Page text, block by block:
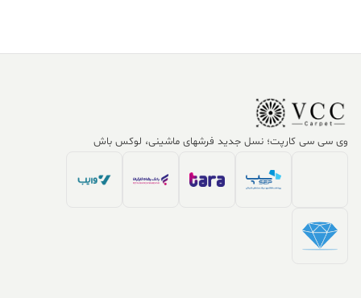
وی سی سی کارپت؛ نسل جدید فرشهای ماشینی، لوکس باش